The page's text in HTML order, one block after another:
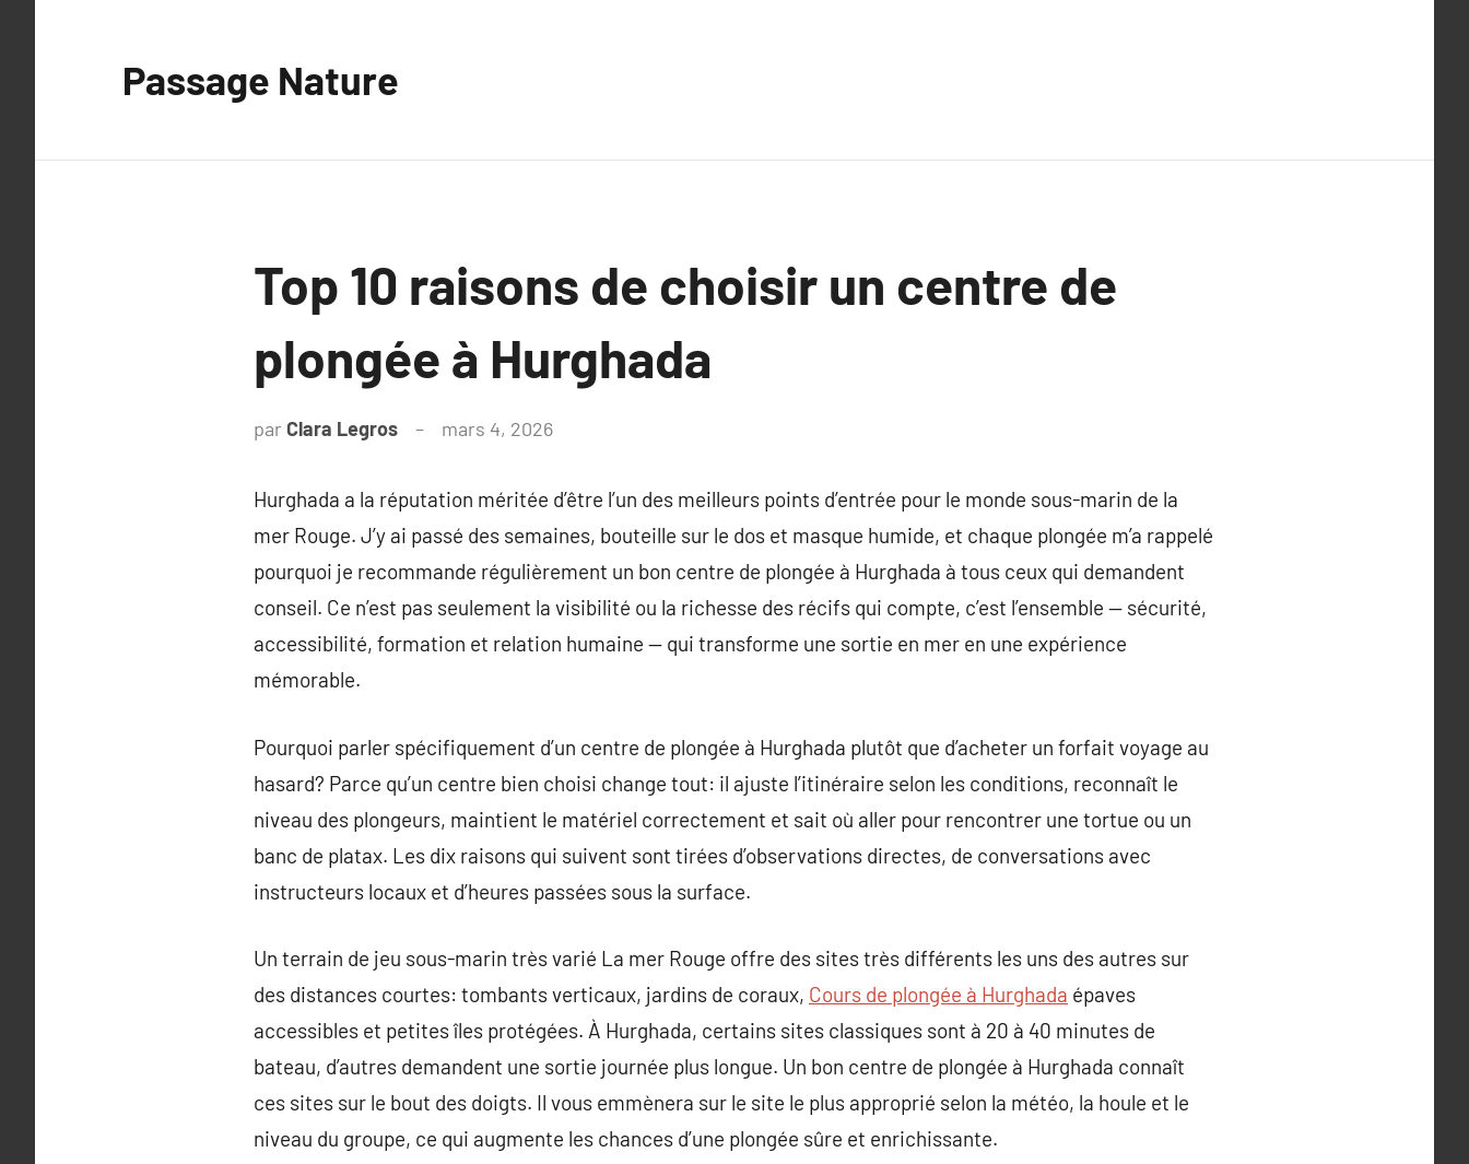
Passage Nature
Top 10 raisons de choisir un centre de
plongée à Hurghada
par Clara Legros mars 4, 2026
Hurghada a la réputation méritée d’être l’un des meilleurs points d’entrée pour le monde sous-marin de la
mer Rouge. J’y ai passé des semaines, bouteille sur le dos et masque humide, et chaque plongée m’a rappelé
pourquoi je recommande régulièrement un bon centre de plongée à Hurghada à tous ceux qui demandent
conseil. Ce n’est pas seulement la visibilité ou la richesse des récifs qui compte, c’est l’ensemble — sécurité,
accessibilité, formation et relation humaine — qui transforme une sortie en mer en une expérience
mémorable.
Pourquoi parler spécifiquement d’un centre de plongée à Hurghada plutôt que d’acheter un forfait voyage au
hasard? Parce qu’un centre bien choisi change tout: il ajuste l’itinéraire selon les conditions, reconnaît le
niveau des plongeurs, maintient le matériel correctement et sait où aller pour rencontrer une tortue ou un
banc de platax. Les dix raisons qui suivent sont tirées d’observations directes, de conversations avec
instructeurs locaux et d’heures passées sous la surface.
Un terrain de jeu sous-marin très varié La mer Rouge offre des sites très différents les uns des autres sur
des distances courtes: tombants verticaux, jardins de coraux, Cours de plongée à Hurghada épaves
accessibles et petites îles protégées. À Hurghada, certains sites classiques sont à 20 à 40 minutes de
bateau, d’autres demandent une sortie journée plus longue. Un bon centre de plongée à Hurghada connaît
ces sites sur le bout des doigts. Il vous emmènera sur le site le plus approprié selon la météo, la houle et le
niveau du groupe, ce qui augmente les chances d’une plongée sûre et enrichissante.